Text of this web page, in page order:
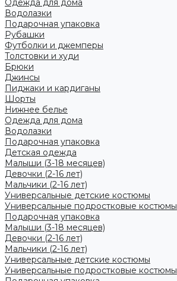
Одежда для дома
Водолазки
Подарочная упаковка
Рубашки
Футболки и джемперы
Толстовки и худи
Брюки
Джинсы
Пиджаки и кардиганы
Шорты
Нижнее белье
Одежда для дома
Водолазки
Подарочная упаковка
Детская одежда
Малыши (3-18 месяцев)
Девочки (2-16 лет)
Мальчики (2-16 лет)
Универсальные детские костюмы
Универсальные подростковые костюмы
Подарочная упаковка
Малыши (3-18 месяцев)
Девочки (2-16 лет)
Мальчики (2-16 лет)
Универсальные детские костюмы
Универсальные подростковые костюмы